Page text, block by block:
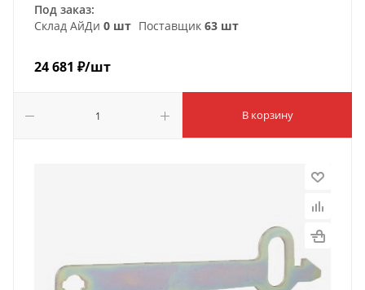
Под заказ:
Склад АйДи 0 шт Поставщик 63 шт
24 681 ₽/шт
В корзину